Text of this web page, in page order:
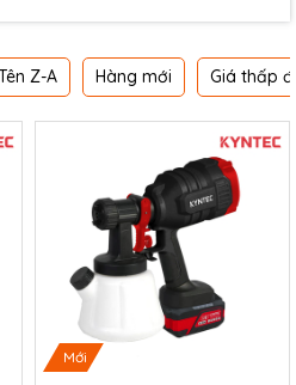
Z-A Hàng mới Giá thấp
Mới